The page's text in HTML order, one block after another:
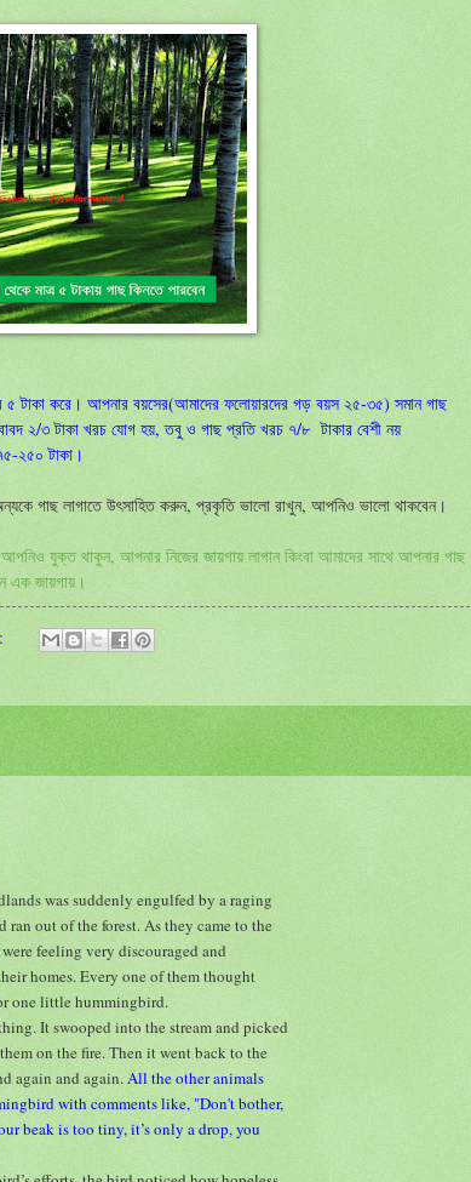
৫ টাকা করে। আপনার বয়সের(আমাদের ফলোয়ারদের গড় বয়স ২৫-৩৫) সমান গাছ
২/৩ টাকা খরচ যোগ হয়, তবু ও গাছ প্রতি খরচ ৭/৮ টাকার বেশী নয়
২৫০ টাকা।
গাছ লাগাতে উৎসাহিত করুন, প্রকৃতি ভালো রাখুন, আপনিও ভালো থাকবেন।
আপনিও যুক্ত থাকুন, আপনার নিজের জায়গায় লাগান কিংবা আমাদের সাথে আপনার গাছ
এক জায়গায়।
was suddenly engulfed by a raging
out of the forest. As they came to the
feeling very discouraged and
homes. Every one of them thought
one little hummingbird.
It swooped into the stream and picked
on the fire. Then it went back to the
again and again.All the other animals
with comments like, "Don't bother,
beak is too tiny, it’s only a drop, you